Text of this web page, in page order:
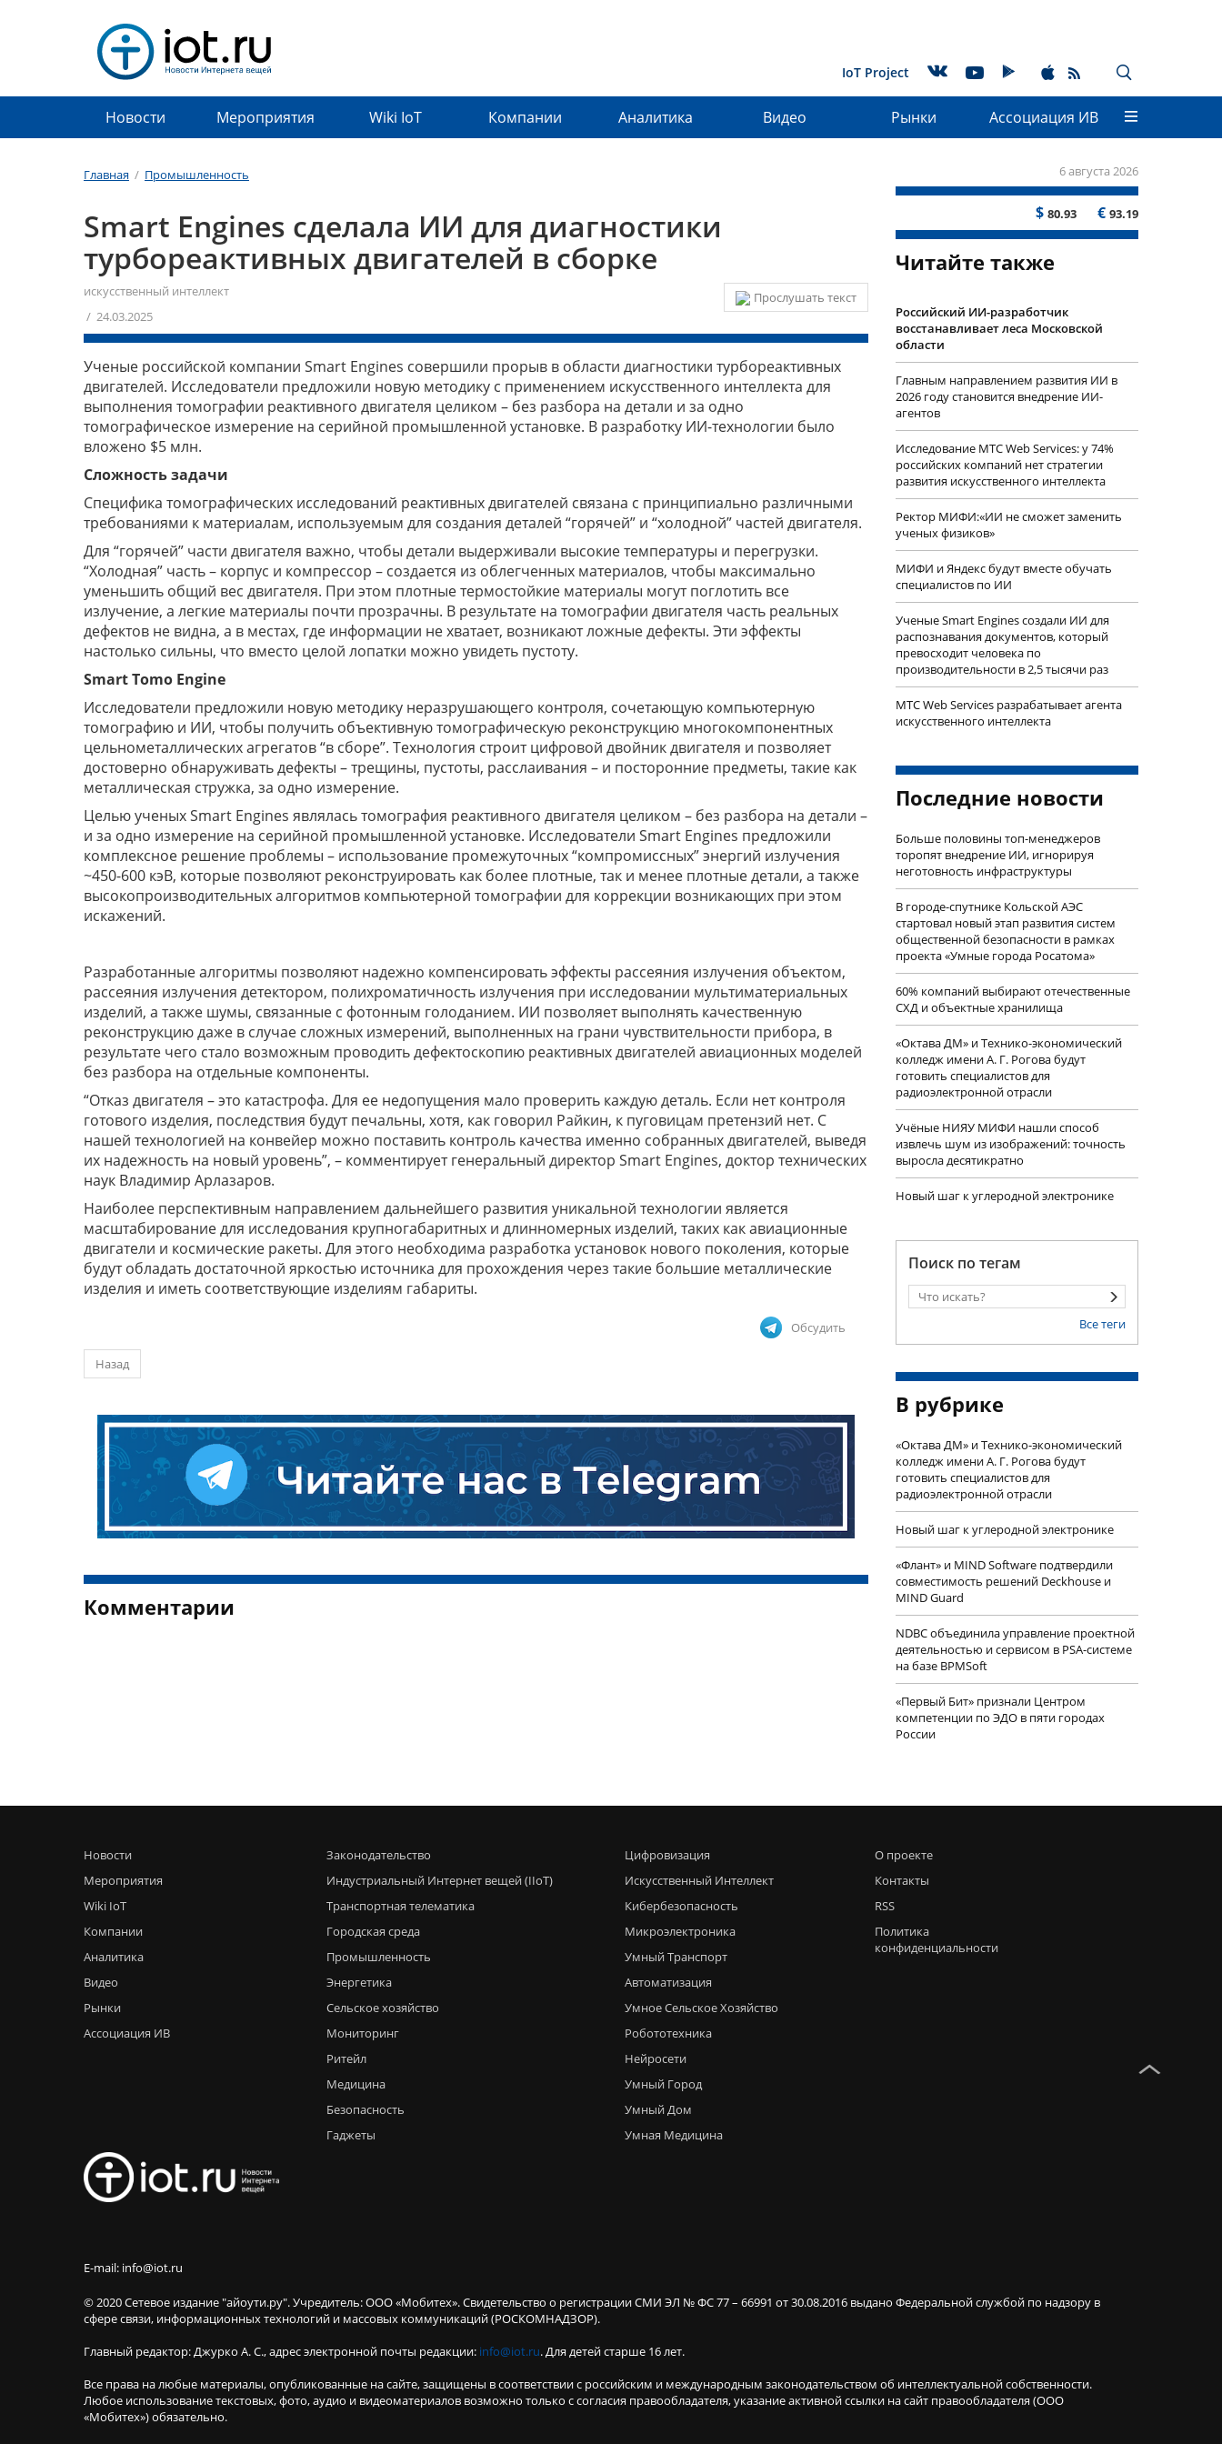
IoT Project
Новости Мероприятия Wiki IoT Компании Аналитика Видео Рынки Ассоциация ИВ
Главная / Промышленность 6 августа 2026
$ 80.93 € 93.19
Smart Engines сделала ИИ для диагностики
турбореактивных двигателей в сборке
Прослушать текст
искусственный интеллект
/ 24.03.2025
Ученые российской компании Smart Engines совершили прорыв в области диагностики турбореактивных
двигателей. Исследователи предложили новую методику с применением искусственного интеллекта для
выполнения томографии реактивного двигателя целиком – без разбора на детали и за одно
томографическое измерение на серийной промышленной установке. В разработку ИИ-технологии было
вложено $5 млн.
Сложность задачи
Специфика томографических исследований реактивных двигателей связана с принципиально различными
требованиями к материалам, используемым для создания деталей “горячей” и “холодной” частей двигателя.
Для “горячей” части двигателя важно, чтобы детали выдерживали высокие температуры и перегрузки.
“Холодная” часть – корпус и компрессор – создается из облегченных материалов, чтобы максимально
уменьшить общий вес двигателя. При этом плотные термостойкие материалы могут поглотить все
излучение, а легкие материалы почти прозрачны. В результате на томографии двигателя часть реальных
дефектов не видна, а в местах, где информации не хватает, возникают ложные дефекты. Эти эффекты
настолько сильны, что вместо целой лопатки можно увидеть пустоту.
Smart Tomo Engine
Исследователи предложили новую методику неразрушающего контроля, сочетающую компьютерную
томографию и ИИ, чтобы получить объективную томографическую реконструкцию многокомпонентных
цельнометаллических агрегатов “в сборе”. Технология строит цифровой двойник двигателя и позволяет
достоверно обнаруживать дефекты – трещины, пустоты, расслаивания – и посторонние предметы, такие как
металлическая стружка, за одно измерение.
Целью ученых Smart Engines являлась томография реактивного двигателя целиком – без разбора на детали –
и за одно измерение на серийной промышленной установке. Исследователи Smart Engines предложили
комплексное решение проблемы – использование промежуточных “компромиссных” энергий излучения
~450-600 кэВ, которые позволяют реконструировать как более плотные, так и менее плотные детали, а также
высокопроизводительных алгоритмов компьютерной томографии для коррекции возникающих при этом
искажений.
Разработанные алгоритмы позволяют надежно компенсировать эффекты рассеяния излучения объектом,
рассеяния излучения детектором, полихроматичность излучения при исследовании мультиматериальных
изделий, а также шумы, связанные с фотонным голоданием. ИИ позволяет выполнять качественную
реконструкцию даже в случае сложных измерений, выполненных на грани чувствительности прибора, в
результате чего стало возможным проводить дефектоскопию реактивных двигателей авиационных моделей
без разбора на отдельные компоненты.
“Отказ двигателя – это катастрофа. Для ее недопущения мало проверить каждую деталь. Если нет контроля
готового изделия, последствия будут печальны, хотя, как говорил Райкин, к пуговицам претензий нет. С
нашей технологией на конвейер можно поставить контроль качества именно собранных двигателей, выведя
их надежность на новый уровень”, – комментирует генеральный директор Smart Engines, доктор технических
наук Владимир Арлазаров.
Наиболее перспективным направлением дальнейшего развития уникальной технологии является
масштабирование для исследования крупногабаритных и длинномерных изделий, таких как авиационные
двигатели и космические ракеты. Для этого необходима разработка установок нового поколения, которые
будут обладать достаточной яркостью источника для прохождения через такие большие металлические
изделия и иметь соответствующие изделиям габариты.
Обсудить
Назад
Комментарии
Читайте также
Российский ИИ-разработчик
восстанавливает леса Московской
области
Главным направлением развития ИИ в
2026 году становится внедрение ИИ-
агентов
Исследование МТС Web Services: у 74%
российских компаний нет стратегии
развития искусственного интеллекта
Ректор МИФИ:«ИИ не сможет заменить
ученых физиков»
МИФИ и Яндекс будут вместе обучать
специалистов по ИИ
Ученые Smart Engines создали ИИ для
распознавания документов, который
превосходит человека по
производительности в 2,5 тысячи раз
МТС Web Services разрабатывает агента
искусственного интеллекта
Последние новости
Больше половины топ-менеджеров
торопят внедрение ИИ, игнорируя
неготовность инфраструктуры
В городе-спутнике Кольской АЭС
стартовал новый этап развития систем
общественной безопасности в рамках
проекта «Умные города Росатома»
60% компаний выбирают отечественные
СХД и объектные хранилища
«Октава ДМ» и Технико-экономический
колледж имени А. Г. Рогова будут
готовить специалистов для
радиоэлектронной отрасли
Учëные НИЯУ МИФИ нашли способ
извлечь шум из изображений: точность
выросла десятикратно
Новый шаг к углеродной электронике
Поиск по тегам
Все теги
В рубрике
«Октава ДМ» и Технико-экономический
колледж имени А. Г. Рогова будут
готовить специалистов для
радиоэлектронной отрасли
Новый шаг к углеродной электронике
«Флант» и MIND Software подтвердили
совместимость решений Deckhouse и
MIND Guard
NDBC объединила управление проектной
деятельностью и сервисом в PSA-системе
на базе BPMSoft
«Первый Бит» признали Центром
компетенции по ЭДО в пяти городах
России
Новости
Мероприятия
Wiki IoT
Компании
Аналитика
Видео
Рынки
Ассоциация ИВ
Законодательство
Индустриальный Интернет вещей (IIoT)
Транспортная телематика
Городская среда
Промышленность
Энергетика
Сельское хозяйство
Мониторинг
Ритейл
Медицина
Безопасность
Гаджеты
Цифровизация
Искусственный Интеллект
Кибербезопасность
Микроэлектроника
Умный Транспорт
Автоматизация
Умное Сельское Хозяйство
Робототехника
Нейросети
Умный Город
Умный Дом
Умная Медицина
О проекте
Контакты
RSS
Политика
конфиденциальности
E-mail: info@iot.ru
© 2020 Сетевое издание "айоути.ру". Учредитель: ООО «Мобитех». Свидетельство о регистрации СМИ ЭЛ № ФС 77 – 66991 от 30.08.2016 выдано Федеральной службой по надзору в
сфере связи, информационных технологий и массовых коммуникаций (РОСКОМНАДЗОР).
Главный редактор: Джурко А. С., адрес электронной почты редакции: info@iot.ru. Для детей старше 16 лет.
Все права на любые материалы, опубликованные на сайте, защищены в соответствии с российским и международным законодательством об интеллектуальной собственности.
Любое использование текстовых, фото, аудио и видеоматериалов возможно только с согласия правообладателя, указание активной ссылки на сайт правообладателя (ООО
«Мобитех») обязательно.